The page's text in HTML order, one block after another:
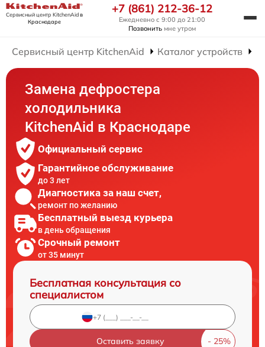
Сервисный центр KitchenAidв
Краснодаре
+7 (861) 212-36-12
Ежедневно с 9:00 до 21:00
Позвонить мне утром
Сервисный центр KitchenAid Каталог устройств
Замена дефростера
холодильника
KitchenAid в Краснодаре
Официальный сервис
Гарантийное обслуживание
до 3 лет
Диагностика за наш счет,
ремонт по желанию
Бесплатный выезд курьера
в день обращения
Срочный ремонт
от 35 минут
Бесплатная консультация со
специалистом
Оставить заявку